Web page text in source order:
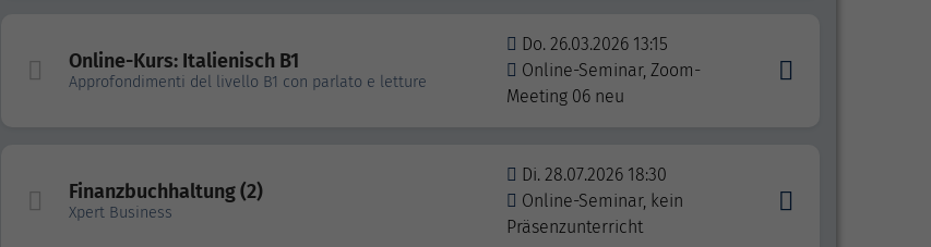
Online-Kurs: Italienisch B1
Approfondimenti del livello B1 con parlato e letture
Do. 26.03.2026 13:15
Online-Seminar, Zoom-
Meeting 06 neu
Finanzbuchhaltung (2)
Xpert Business
Di. 28.07.2026 18:30
Online-Seminar, kein
Präsenzunterricht